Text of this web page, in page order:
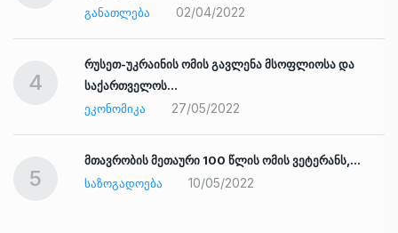
ᲒᲐᲜᲐᲗᲚᲔᲑᲐ
02/04/2022
4
რუსეთ-უკრაინის ომის გავლენა მსოფლიოსა და
საქართველოს…
ᲔᲙᲝᲜᲝᲛᲘᲙᲐ
27/05/2022
5
მთავრობის მეთაური 100 წლის ომის ვეტერანს,…
ᲡᲐᲖᲝᲒᲐᲓᲝᲔᲑᲐ
10/05/2022